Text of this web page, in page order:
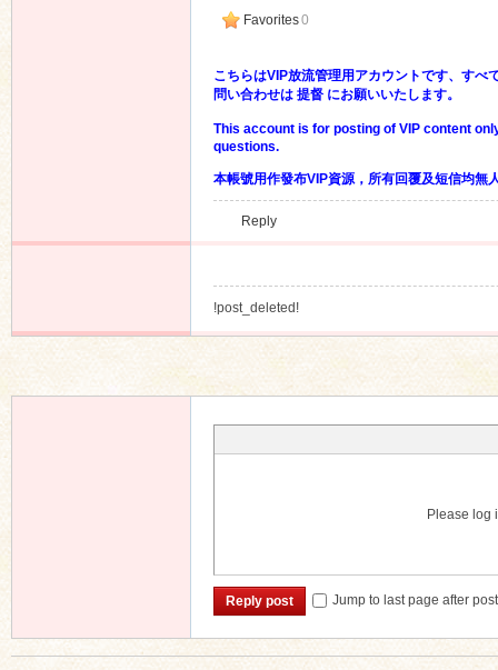
Favorites0
こちらはVIP放流管理用アカウントです、すべ
問い合わせは 提督 にお願いいたします。
This account is for posting of VIP content
questions.
本帳號用作發布VIP資源，所有回覆及短信均無
Reply
!post_deleted!
Please log
Reply post Jump to last page after